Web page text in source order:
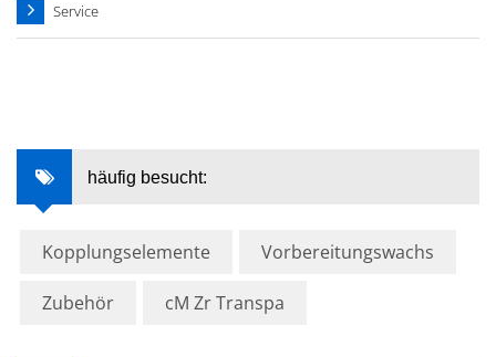
Service
häufig besucht:
Kopplungselemente Vorbereitungswachs
Zubehör cM Zr Transpa